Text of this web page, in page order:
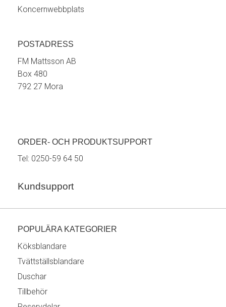
Koncernwebbplats
POSTADRESS
FM Mattsson AB
Box 480
792 27 Mora
ORDER- OCH PRODUKTSUPPORT
Tel: 0250-59 64 50
Kundsupport
POPULÄRA KATEGORIER
Köksblandare
Tvättställsblandare
Duschar
Tillbehör